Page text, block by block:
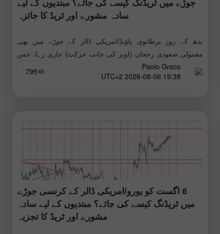
جوڑے میں ٹریڈنگ کیسے کی جائے؟ مبتدیوں کے لیے
سادہ مشورے اور ٹریڈ کا جائزہ
بدھ کے روز برطانوی پاؤنڈ/امریکی ڈالر کے جوڑے میں بھی
معمولی صعودی رجحان (اوپر کی جانب حرکت) جاری رہا، جس
کی وجہ بحرِ اوقیانوس کے پار سے آنے والے میکرو
Paolo Greco
19:38 2026-08-06 UTC+2
795
6 اگست کو یورو/امریکی ڈالر کے کرنسی جوڑے
میں ٹریڈنگ کیسے کی جائے؟ مبتدیوں کے لیے سادہ
مشورے اور ٹریڈ کا تجزیہ